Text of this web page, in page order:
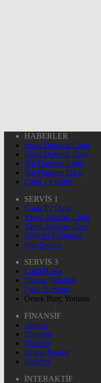
HABERLER
Hava Durumu Light
Hava Durumu Dark
Yol Durumu Light
Yol Durumu Dark
Canlı Tv Light
SERVİS 1
Canlı Tv Dark
Yayın Akışları Light
Yayın Akışları Dark
Nöbetçi Eczaneler
Son Dakika
SERVİS 3
Canlı Borsa
Namaz Vakitleri
Puan Durumu
Örnek Burç Yorumu
FİNANSİF
Altınlar
Dövizler
Hisseler
Kripto Paralar
Pariteler
İNTERAKTİF